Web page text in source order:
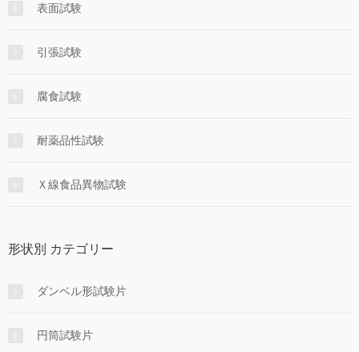
表面試験
引張試験
腐食試験
耐薬品性試験
Ｘ線食品異物試験
形状別 カテゴリー
ダンベル形試験片
円筒試験片